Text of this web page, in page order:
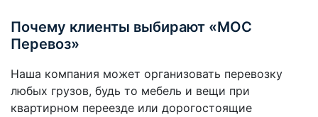
Почему клиенты выбирают «МОС
Перевоз»
Наша компания может организовать перевозку
любых грузов, будь то мебель и вещи при
квартирном переезде или дорогостоящие